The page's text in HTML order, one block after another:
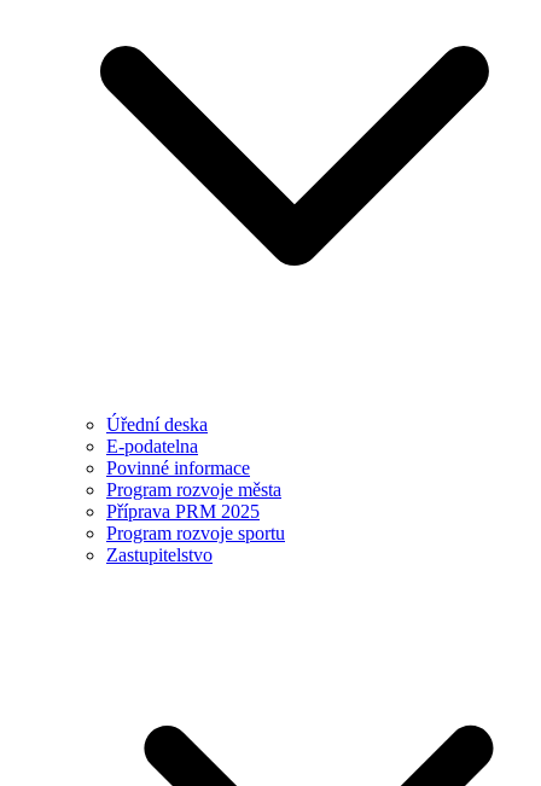
Úřední deska
E-podatelna
Povinné informace
Program rozvoje města
Příprava PRM 2025
Program rozvoje sportu
Zastupitelstvo